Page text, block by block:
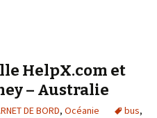
HelpX.com et
– Australie
DE BORD, Océanie bus,